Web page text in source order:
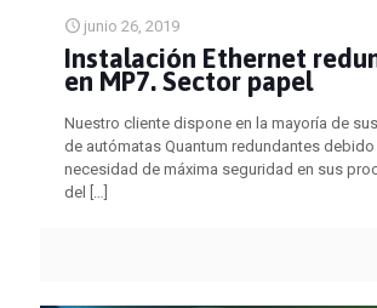
junio 26, 2019
Instalación Ethernet
en MP7. Sector papel
Nuestro cliente dispone en la mayoría de
de autómatas Quantum redundantes debido
necesidad de máxima seguridad en sus
del
[…]